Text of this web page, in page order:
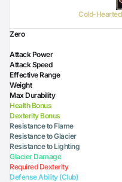
Cold-
Zero
Attack Power
Attack Speed
Effective Range
Weight
Max Durability
Health Bonus
Dexterity Bonus
Resistance to Flame
Resistance to Glacier
Resistance to Lighting
Glacier Damage
Required Dexterity
Defense Ability (Club)